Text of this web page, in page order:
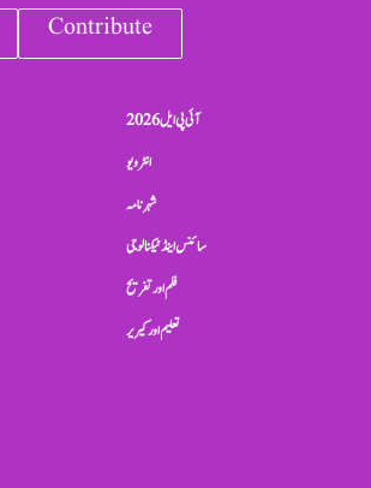
Contribute
آئی پی ایل 2026
انٹرویو
شہرنامہ
سائنس اینڈ ٹیکنالوجی
فلم اور تفریح
تعلیم اور کیریر